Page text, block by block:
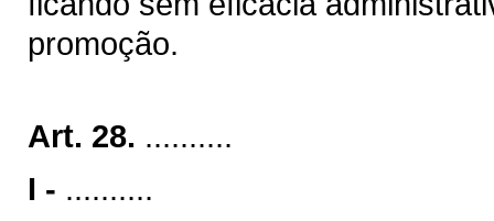
promoção.
Art. 28. ..........
I - ..........